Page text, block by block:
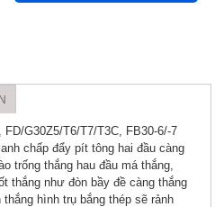
G30Z5/T6/T7/T3C, FB30-6/-7
chấp đẩy pít tông hai đầu càng
trống thắng hau đầu má thắng,
thắng như đòn bầy đề càng thắng
hình trụ bắng thép sẽ rảnh